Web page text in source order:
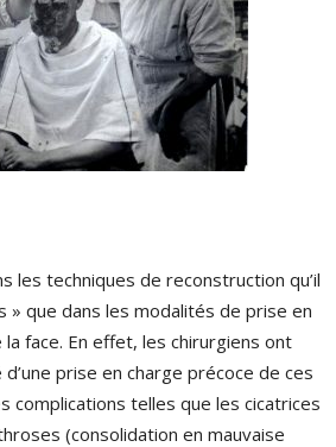
les techniques de reconstruction qu’il
» que dans les modalités de prise en
face. En effet, les chirurgiens ont
prise en charge précoce de ces
complications telles que les cicatrices
(consolidation en mauvaise